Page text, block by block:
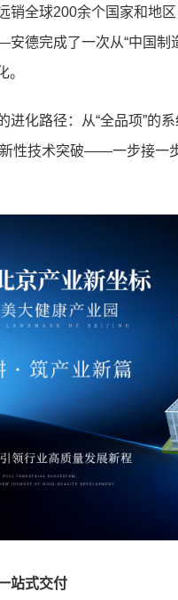
销全球200余个国家和地
德完成了一次从“中国制
。
进化路径：从“全品项”的
性技术突破——一步接一
站式交付